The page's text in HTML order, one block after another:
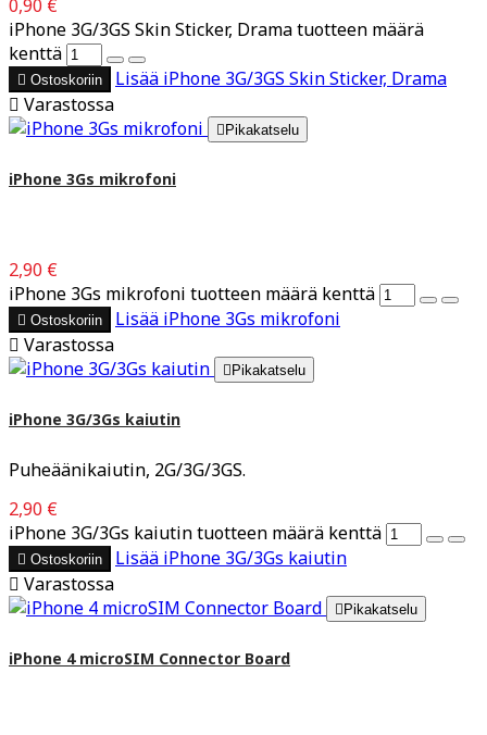
0,90 €
iPhone 3G/3GS Skin Sticker, Drama tuotteen määrä
kenttä
 Ostoskoriin Lisää iPhone 3G/3GS Skin Sticker, Drama
 Varastossa
 Pikakatselu
iPhone 3Gs mikrofoni
2,90 €
iPhone 3Gs mikrofoni tuotteen määrä kenttä
 Ostoskoriin Lisää iPhone 3Gs mikrofoni
 Varastossa
 Pikakatselu
iPhone 3G/3Gs kaiutin
Puheäänikaiutin, 2G/3G/3GS.
2,90 €
iPhone 3G/3Gs kaiutin tuotteen määrä kenttä
 Ostoskoriin Lisää iPhone 3G/3Gs kaiutin
 Varastossa
 Pikakatselu
iPhone 4 microSIM Connector Board